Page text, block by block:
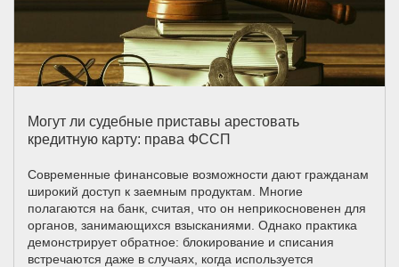
Могут ли судебные приставы арестовать
кредитную карту: права ФССП
Современные финансовые возможности дают гражданам
широкий доступ к заемным продуктам. Многие
полагаются на банк, считая, что он неприкосновенен для
органов, занимающихся взысканиями. Однако практика
демонстрирует обратное: блокирование и списания
встречаются даже в случаях, когда используется